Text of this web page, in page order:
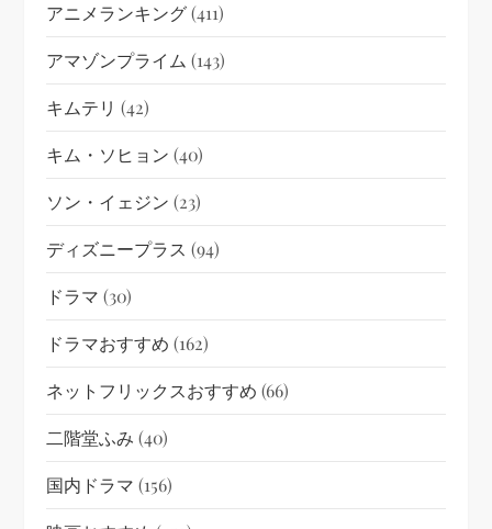
アニメランキング(411)
アマゾンプライム (143)
キムテリ (42)
キム・ソヒョン (40)
ソン・イェジン (23)
ディズニープラス (94)
ドラマ (30)
ドラマおすすめ (162)
ネットフリックスおすすめ (66)
二階堂ふみ (40)
国内ドラマ (156)